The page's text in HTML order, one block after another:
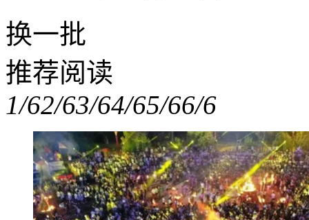
换一批
推荐阅读
1/62/63/64/65/66/6